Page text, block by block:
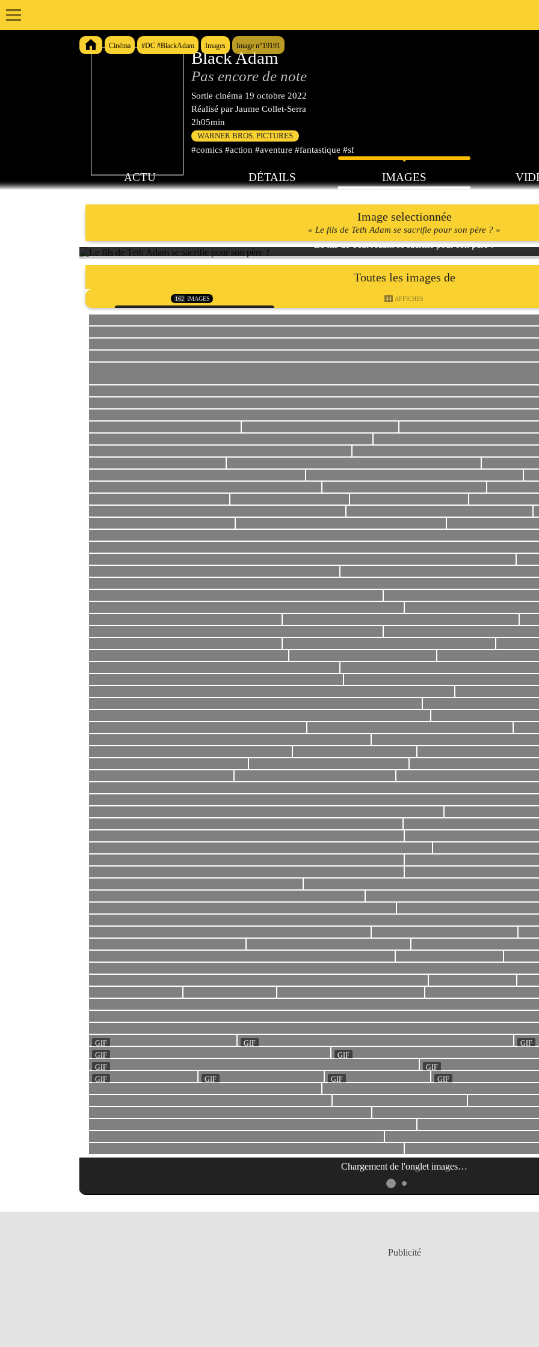
Cinéma #DC #BlackAdam Images Image n°19191
Black Adam
Pas encore de note
Sortie cinéma 19 octobre 2022
Réalisé par Jaume Collet-Serra
2h05min
WARNER BROS. PICTURES
#comics #action #aventure #fantastique #sf
ACTU DÉTAILS IMAGES
Image selectionnée
« Le fils de Teth Adam se sacrifie pour son père ? »
Le fils de Teth Adam se sacrifie pour son père ?
Toutes les images de
162 IMAGES 44 AFFICHES
Chargement de l'onglet images…
Publicité